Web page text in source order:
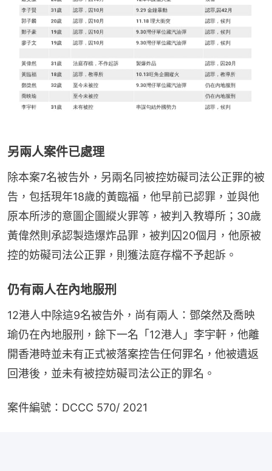
另兩人案件已處理
除本案7名被告外，另兩名同被控妨礙司法公正罪的被
告，包括現年18歲的黃臨福，他早前已認罪，並與他
原本所涉的意圖企圖縱火罪等，被判入教導所；30歲
黃偉然則承認製造爆炸品罪，被判囚20個月，他原被
控的妨礙司法公正罪，則獲法庭存檔不予起訴。
仍有兩人在內地服刑
12港人中除這9名被告外，尚有兩人：鄧棨然及喬映
瑜仍在內地服刑，餘下一名「12港人」李宇軒，他離
開香港時並未有正式被落案控告任何罪名，他被遺返
回港後，並未有被控妨礙司法公正的罪名。
案件編號：DCCC 570/ 2021